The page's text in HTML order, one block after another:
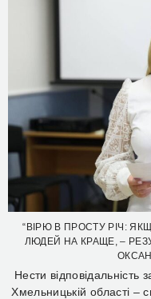
“ВІРЮ В ПРОСТУ РІЧ:
ЛЮДЕЙ НА КРАЩЕ, –
Нести відповідальність
Хмельницькій області –